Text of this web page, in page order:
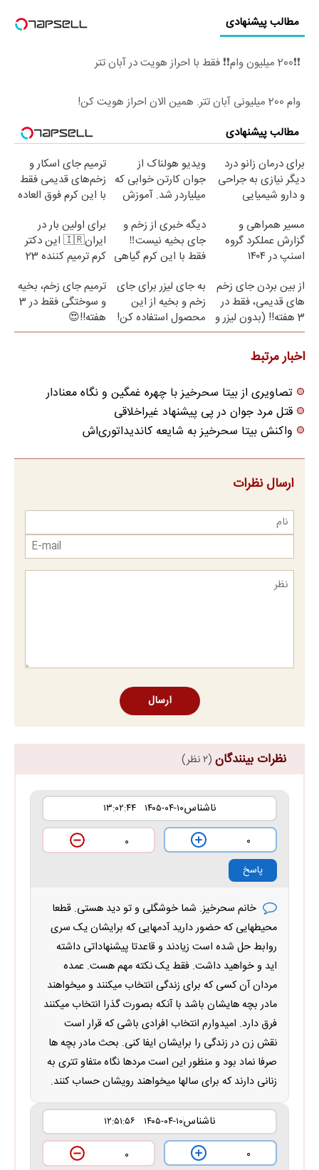
مطالب پیشنهادی
❗❗200 میلیون وام❗❗ فقط با احراز هویت در آبان تتر
وام 200 میلیونی آبان تتر. همین الان احراز هویت کن!
مطالب پیشنهادی
برای درمان زانو درد
دیگر نیازی به جراحی
و دارو شیمیایی
ویدیو هولناک از
جوان کارتن خوابی که
میلیاردر شد. آموزش
ترمیم جای اسکار و
زخم‌های قدیمی فقط
با این کرم فوق العاده
مسیر همراهی و
گزارش عملکرد گروه
اسنپ در ۱۴۰۴
دیگه خبری از زخم و
جای بخیه نیست‼️
فقط با این کرم گیاهی
برای اولین بار در
ایران🇮🇷 این دکتر
کرم ترمیم کننده 23
از بین بردن جای زخم
های قدیمی، فقط در
3 هفته!! (بدون لیزر و
جراحی)
به جای لیزر برای جای
زخم و بخیه از این
محصول استفاده کن!
ترمیم جای زخم، بخیه
و سوختگی فقط در 3
هفته!!😍
اخبار مرتبط
تصاویری از بیتا سحرخیز با چهره غمگین و نگاه معنادار
قتل مرد جوان در پی پیشنهاد غیراخلاقی
واکنش بیتا سحرخیز به شایعه کاندیداتوری‌اش
ارسال نظرات
ارسال
نظرات بینندگان (۲ نظر)
ناشناس۱۴۰۵-۰۴-۱۰ ۱۳:۰۲:۴۴
۰
۰
پاسخ
خانم سحرخیز. شما خوشگلی و تو دید هستی. قطعا
محیطهایی که حضور دارید آدمهایی که برایشان یک سری
روابط حل شده است زیادند و قاعدتا پیشنهاداتی داشته
اید و خواهید داشت. فقط یک نکته مهم هست. عمده
مردان آن کسی که برای زندگی انتخاب میکنند و میخواهند
مادر بچه هایشان باشد با آنکه بصورت گذرا انتخاب میکنند
فرق دارد. امیدوارم انتخاب افرادی باشی که قرار است
نقش زن در زندگی را برایشان ایفا کنی. بحث مادر بچه ها
صرفا نماد بود و منظور این است مردها نگاه متفاو تتری به
زنانی دارند که برای سالها میخواهند رویشان حساب کنند.
ناشناس۱۴۰۵-۰۴-۱۰ ۱۲:۵۱:۵۶
۰
۰